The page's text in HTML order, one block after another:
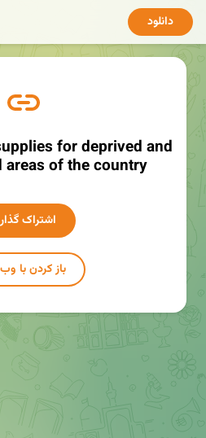
دانلود
for deprived and
of the country
اشتراک
باز کردن با وب